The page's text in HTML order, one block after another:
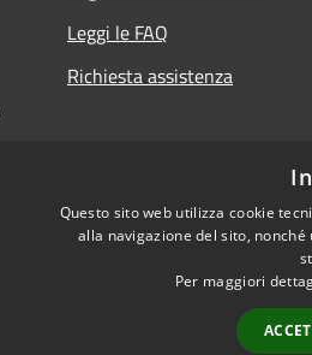
Leggi le FAQ
Richiesta assistenza
Questo sito web utilizza cookie
alla navigazione del sito,
Per maggiori